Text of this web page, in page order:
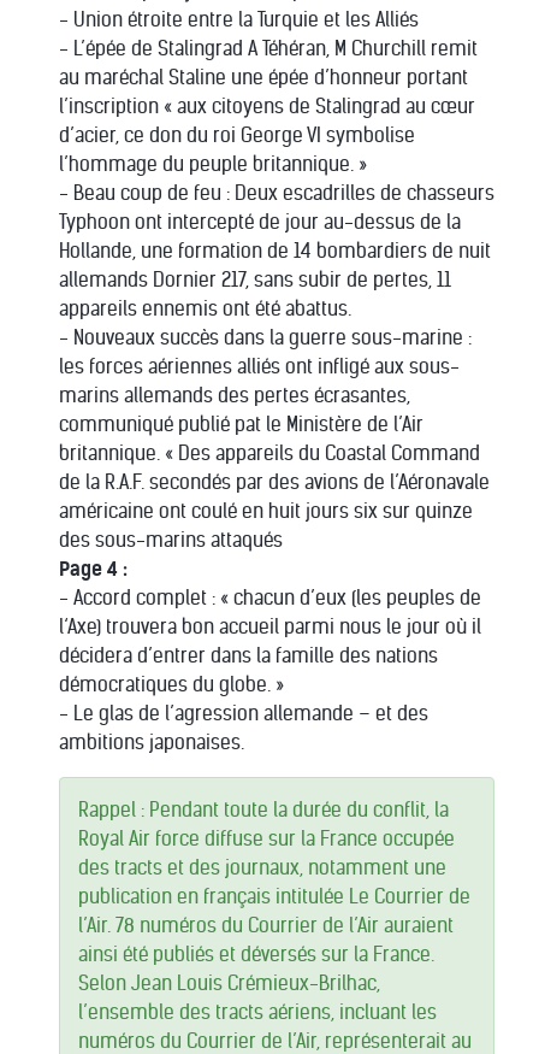
- Union étroite entre la Turquie et les Alliés
- L’épée de Stalingrad A Téhéran, M Churchill remit
au maréchal Staline une épée d’honneur portant
l’inscription « aux citoyens de Stalingrad au cœur
d’acier, ce don du roi George VI symbolise
l’hommage du peuple britannique. »
- Beau coup de feu : Deux escadrilles de chasseurs
Typhoon ont intercepté de jour au-dessus de la
Hollande, une formation de 14 bombardiers de nuit
allemands Dornier 217, sans subir de pertes, 11
appareils ennemis ont été abattus.
- Nouveaux succès dans la guerre sous-marine :
les forces aériennes alliés ont infligé aux sous-
marins allemands des pertes écrasantes,
communiqué publié pat le Ministère de l’Air
britannique. « Des appareils du Coastal Command
de la R.A.F. secondés par des avions de l’Aéronavale
américaine ont coulé en huit jours six sur quinze
des sous-marins attaqués
Page 4 :
- Accord complet : « chacun d’eux (les peuples de
l‘Axe) trouvera bon accueil parmi nous le jour où il
décidera d’entrer dans la famille des nations
démocratiques du globe. »
- Le glas de l’agression allemande – et des
ambitions japonaises.
Rappel : Pendant toute la durée du conflit, la
Royal Air force diffuse sur la France occupée
des tracts et des journaux, notamment une
publication en français intitulée Le Courrier de
l’Air. 78 numéros du Courrier de l’Air auraient
ainsi été publiés et déversés sur la France.
Selon Jean Louis Crémieux-Brilhac,
l’ensemble des tracts aériens, incluant les
numéros du Courrier de l’Air, représenterait au